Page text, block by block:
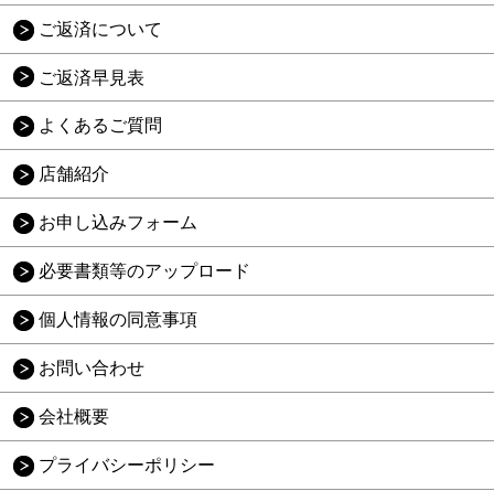
ご返済について
ご返済早見表
よくあるご質問
店舗紹介
お申し込みフォーム
必要書類等のアップロード
個人情報の同意事項
お問い合わせ
会社概要
プライバシーポリシー